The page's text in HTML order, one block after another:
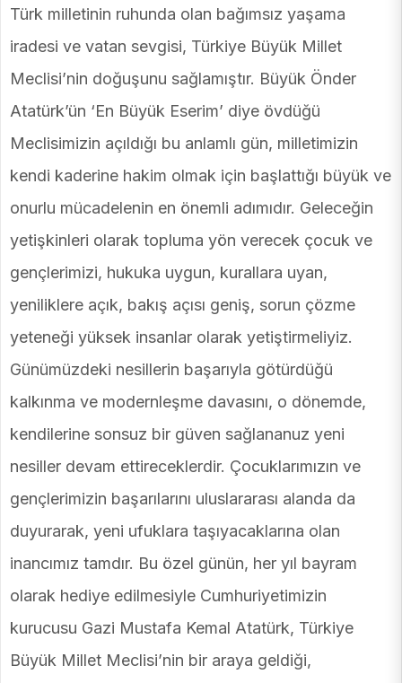
Türk milletinin ruhunda olan bağımsız yaşama
iradesi ve vatan sevgisi, Türkiye Büyük Millet
Meclisi’nin doğuşunu sağlamıştır. Büyük Önder
Atatürk’ün ‘En Büyük Eserim’ diye övdüğü
Meclisimizin açıldığı bu anlamlı gün, milletimizin
kendi kaderine hakim olmak için başlattığı büyük ve
onurlu mücadelenin en önemli adımıdır. Geleceğin
yetişkinleri olarak topluma yön verecek çocuk ve
gençlerimizi, hukuka uygun, kurallara uyan,
yeniliklere açık, bakış açısı geniş, sorun çözme
yeteneği yüksek insanlar olarak yetiştirmeliyiz.
Günümüzdeki nesillerin başarıyla götürdüğü
kalkınma ve modernleşme davasını, o dönemde,
kendilerine sonsuz bir güven sağlananuz yeni
nesiller devam ettireceklerdir. Çocuklarımızın ve
gençlerimizin başarılarını uluslararası alanda da
duyurarak, yeni ufuklara taşıyacaklarına olan
inancımız tamdır. Bu özel günün, her yıl bayram
olarak hediye edilmesiyle Cumhuriyetimizin
kurucusu Gazi Mustafa Kemal Atatürk, Türkiye
Büyük Millet Meclisi’nin bir araya geldiği,